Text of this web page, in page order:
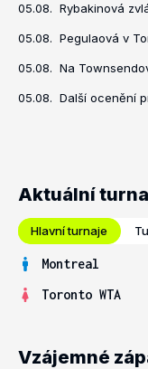
05.08. Rybakinová
05.08. Pegulaová v
05.08. Na
05.08. Další ocenění
Aktuální
Hlavní turnaje
Montreal
Toronto WTA
Vzájemné